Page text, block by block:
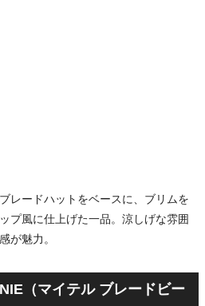
レードハットをベースに、ブリムを
プ風に仕上げた一品。涼しげな雰囲
が魅力。
（マイテル ブレードビー